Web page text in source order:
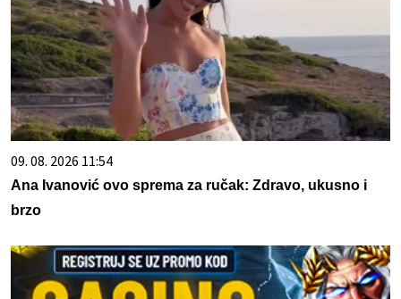
09. 08. 2026 11:54
Ana Ivanović ovo sprema za ručak: Zdravo, ukusno i
brzo